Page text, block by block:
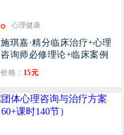
心理健康
施琪嘉·精分临床治疗+心理
咨询师必修理论+临床案例
价格： 15元